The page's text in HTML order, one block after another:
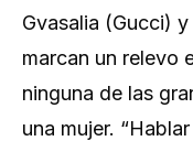
Gvasalia (Gucci)
marcan un relevo
ninguna de las
una mujer.